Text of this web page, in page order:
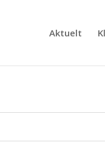
Aktuelt